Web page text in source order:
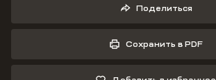
Поделиться
Сохранить в PDF